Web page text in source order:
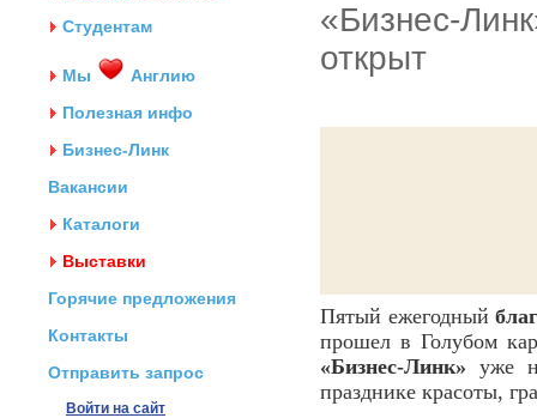
Студентам
Мы
Англию
Полезная инфо
Бизнес-Линк
Вакансии
Каталоги
Выставки
Горячие предложения
Контакты
Отправить запрос
Войти на сайт
«Бизнес-
открыт
Пятый ежегодный
прошел в Голубом
«Бизнес-Линк» уже
празднике красоты,